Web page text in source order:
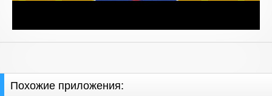
Похожие приложения: